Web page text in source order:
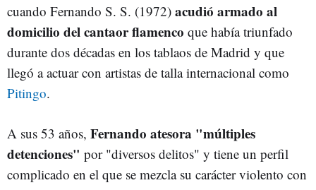
cuando Fernando S. S. (1972) acudió armado al
domicilio del cantaor flamenco que había triunfado
durante dos décadas en los tablaos de Madrid y que
llegó a actuar con artistas de talla internacional como
Pitingo.
A sus 53 años, Fernando atesora "múltiples
detenciones" por "diversos delitos" y tiene un perfil
complicado en el que se mezcla su carácter violento con